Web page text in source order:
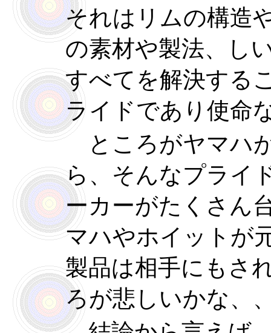
それはリムの構造
の素材や製法、し
すべてを解決する
ライドであり使命
ところがヤマハ
ら、そんなプライ
ーカーがたくさん
マハやホイットが
製品は相手にもさ
ろが悲しいかな、